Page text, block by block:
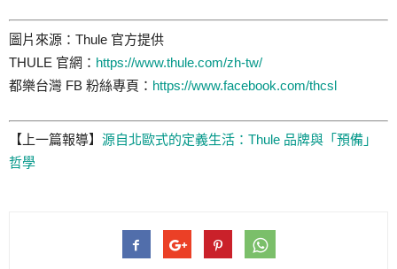
圖片來源：Thule 官方提供
THULE 官網： https://www.thule.com/zh-tw/
都樂台灣 FB 粉絲專頁： https://www.facebook.com/thcsl
【上一篇報導】 源自北歐式的定義生活：Thule 品牌與「預備」
哲學